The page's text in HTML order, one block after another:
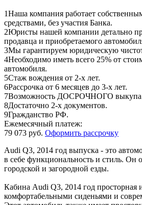
1Наша компания работает
средствами, без участия Банка.
2Юристы нашей компании детально
продавца и приобретаемого
3Мы гарантируем юридическую
4Необходимо иметь всего 25% от
автомобиля.
5Стаж вождения от 2-х лет.
6Рассрочка от 6 месяцев до 3-х лет.
7Возможность ДОСРОЧНОГО выкупа
8Достаточно 2-х документов.
9Гражданство РФ.
Ежемесячный платеж:
79 073 руб. Оформить рассрочку
Audi Q3, 2014 год выпуска - это
в себе функциональность и стиль. Он
городской и загородной езды.
Кабина Audi Q3, 2014 год просторная
комфортабельными сиденьями и